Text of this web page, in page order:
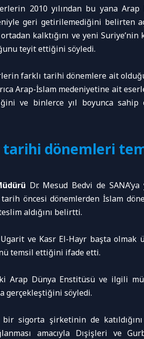
2010 yılından bu yana
geri getirilemediğini belirten
kalktığını ve yeni
teyit ettiğini söyledi.
farklı tarihi dönemlere ait
Arap-İslam medeniyetine ait
ve binlerce yıl boyunca
tarihi dönemleri
Dr. Mesud Bedvi de SANA’ya
öncesi dönemlerden İslam
aldığını belirtti.
ve Kasr El-Hayr başta olmak
temsil ettiğini ifade etti.
Arap Dünya Enstitüsü ve ilgili
gerçekleştiğini söyledi.
sigorta şirketinin de
amacıyla Dışişleri ve